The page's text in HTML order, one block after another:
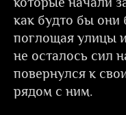
как будто бы
поглощая улицы
не осталось сил
повернулся к
рядом с ним.